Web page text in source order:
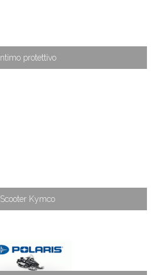
Intimo protettivo
Scooter Kymco